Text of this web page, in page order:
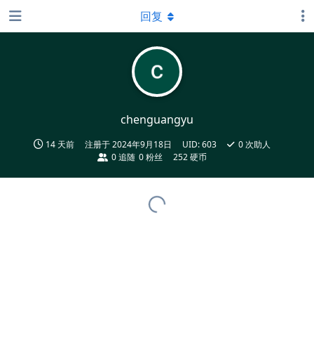
chenguangyu
14 天前 注册于2024年9月18日 UID:603 0次助人
0 追随 0 粉丝 252 硬币
回复